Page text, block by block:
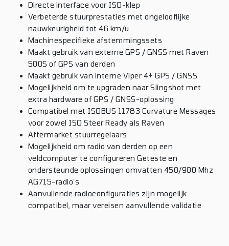
Directe interface voor ISO-klep
Verbeterde stuurprestaties met ongelooflijke
nauwkeurigheid tot 46 km/u
Machinespecifieke afstemmingssets
Maakt gebruik van externe GPS / GNSS met Raven
500S of GPS van derden
Maakt gebruik van interne Viper 4+ GPS / GNSS
Mogelijkheid om te upgraden naar Slingshot met
extra hardware of GPS / GNSS-oplossing
Compatibel met ISOBUS 11783 Curvature Messages
voor zowel ISO Steer Ready als Raven
Aftermarket stuurregelaars
Mogelijkheid om radio van derden op een
veldcomputer te configureren Geteste en
ondersteunde oplossingen omvatten 450/900 Mhz
AG715-radio’s
Aanvullende radioconfiguraties zijn mogelijk
compatibel, maar vereisen aanvullende validatie